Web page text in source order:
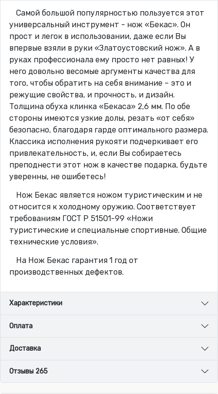
Самой большой популярностью пользуется этот
универсальный инструмент - нож «Бекас». Он
прост и легок в использовании, даже если Вы
впервые взяли в руки «Златоустовский нож». А в
руках профессионала ему просто нет равных! У
него довольно весомые аргументы качества для
того, чтобы обратить на себя внимание – это и
режущие свойства, и прочность, и дизайн.
Толщина обуха клинка «Бекаса» 2,6 мм. По обе
стороны имеются узкие долы, резать «от себя»
безопасно, благодаря гарде оптимального размера.
Классика исполнения рукояти подчеркивает его
привлекательность, и, если Вы собираетесь
преподнести этот нож в качестве подарка, будьте
уверенны, не ошибетесь!
Нож Бекас является ножом туристическим и не
относится к холодному оружию. Соответствует
требованиям ГОСТ Р 51501-99 «Ножи
туристические и специальные спортивные. Общие
технические условия».
На Нож Бекас гарантия 1 год от
производственных дефектов.
Характеристики
Оплата
Доставка
Отзывы 265